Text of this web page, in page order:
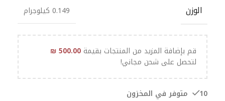
الوزن 0.149 كيلوجرام
قم بإضافة المزيد من المنتجات بقيمة ₪500.00
لتحصل على شحن مجاني!
10 متوفر في المخزون